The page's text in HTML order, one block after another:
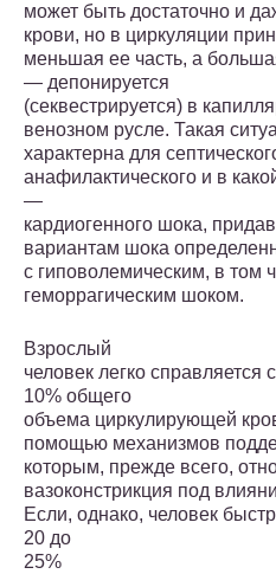
может быть достаточно и
крови, но в циркуляции
меньшая ее часть, а
— депонируется
(секвестрируется) в
веноз­ном русле. Такая
характерна для
анафилактического и в
—
кардиогенного шока,
вариантам шока
с гиповолемическим, в том
геморрагическим шоком.
Взрослый
человек легко справляется
10% общего
объема циркулирующей
помощью механизмов
которым, прежде всего,
вазоконстрикция под
Если, однако, человек
20 до
25%